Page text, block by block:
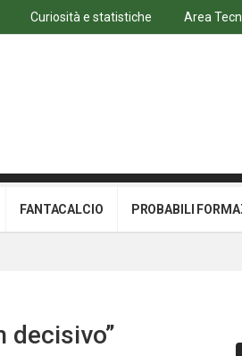
Curiosità e statistiche Area
FANTACALCIO PROBABILI
decisivo”